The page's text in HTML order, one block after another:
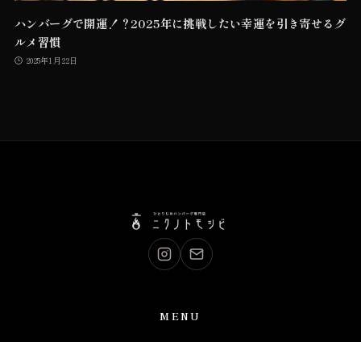
ハンバーグで開運！？2025年に挑戦したい幸運を引き寄せるグ
ルメ習慣
2025年1月22日
MENU